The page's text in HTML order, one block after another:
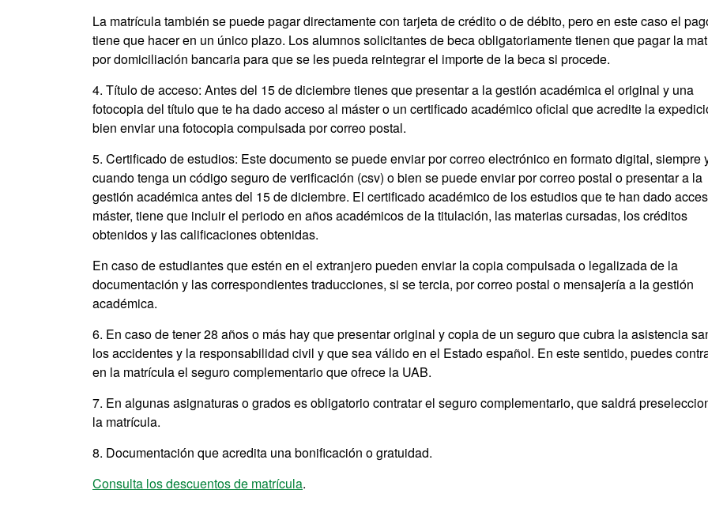
La matrícula también se puede pagar directamente con tarjeta de crédito o de débito, pero en este caso el
tiene que hacer en un único plazo. Los alumnos solicitantes de beca obligatoriamente tienen que pagar la
por domiciliación bancaria para que se les pueda reintegrar el importe de la beca si procede.
4. Título de acceso: Antes del 15 de diciembre tienes que presentar a la gestión académica el original y una
fotocopia del título que te ha dado acceso al máster o un certificado académico oficial que acredite la
bien enviar una fotocopia compulsada por correo postal.
5. Certificado de estudios: Este documento se puede enviar por correo electrónico en formato digital, siempre
cuando tenga un código seguro de verificación (csv) o bien se puede enviar por correo postal o presentar a la
gestión académica antes del 15 de diciembre. El certificado académico de los estudios que te han dado
máster, tiene que incluir el periodo en años académicos de la titulación, las materias cursadas, los créditos
obtenidos y las calificaciones obtenidas.
En caso de estudiantes que estén en el extranjero pueden enviar la copia compulsada o legalizada de la
documentación y las correspondientes traducciones, si se tercia, por correo postal o mensajería a la gestión
académica.
6. En caso de tener 28 años o más hay que presentar original y copia de un seguro que cubra la asistencia
los accidentes y la responsabilidad civil y que sea válido en el Estado español. En este sentido, puedes
en la matrícula el seguro complementario que ofrece la UAB.
7. En algunas asignaturas o grados es obligatorio contratar el seguro complementario, que saldrá
la matrícula.
8. Documentación que acredita una bonificación o gratuidad.
Consulta los descuentos de matrícula.